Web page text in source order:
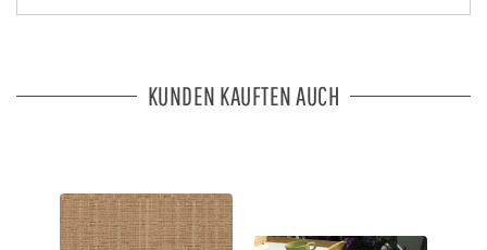
KUNDEN KAUFTEN AUCH